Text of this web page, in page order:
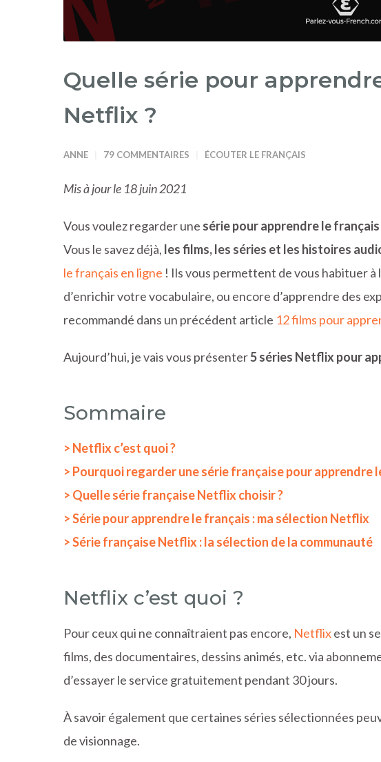
Quelle série pour
Netflix ?
ANNE 79 COMMENTAIRES ÉCOUTER LE FRANÇAIS
Mis à jour le 18 juin 2021
Vous voulez regarder une série pour apprendre le français
Vous le savez déjà, les films, les séries et les histoires
le français en ligne ! Ils vous permettent de vous habituer
d’enrichir votre vocabulaire, ou encore d’apprendre des
recommandé dans un précédent article 12 films pour
Aujourd’hui, je vais vous présenter5 séries Netflix pour
Sommaire
> Netflix c’est quoi ?
> Pourquoi regarder une série française pour apprendre
> Quelle série française Netflix choisir ?
> Série pour apprendre le français : ma sélection Netflix
> Série française Netflix : la sélection de la communauté
Netflix c’est quoi ?
Pour ceux qui ne connaîtraient pas encore, Netflixest un
films, des documentaires, dessins animés, etc. via
d’essayer le service gratuitement pendant 30 jours.
À savoir également que certaines séries sélectionnées
de visionnage.